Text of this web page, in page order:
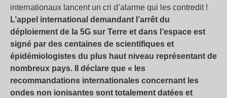
internationaux lancent un cri d’alarme qui les contredit !
L’appel international demandant l’arrêt du
déploiement de la 5G sur Terre et dans l’espace est
signé par des centaines de scientifiques et
épidémiologistes du plus haut niveau représentant de
nombreux pays. Il déclare que « les
recommandations internationales concernant les
ondes non ionisantes sont totalement datées et